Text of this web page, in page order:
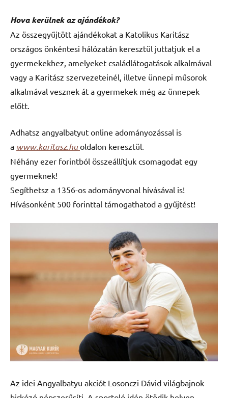
Hova kerülnek az ajándékok?
Az összegyűjtött ajándékokat a Katolikus Karitász
országos önkéntesi hálózatán keresztül juttatjuk el a
gyermekekhez, amelyeket családlátogatások alkalmával
vagy a Karitász szervezeteinél, illetve ünnepi műsorok
alkalmával vesznek át a gyermekek még az ünnepek
előtt.
Adhatsz angyalbatyut online adományozással is
a www.karitasz.huoldalon keresztül.
Néhány ezer forintból összeállítjuk csomagodat egy
gyermeknek!
Segíthetsz a 1356-os adományvonal hívásával is!
Hívásonként 500 forinttal támogathatod a gyűjtést!
Az idei Angyalbatyu akciót Losonczi Dávid világbajnok